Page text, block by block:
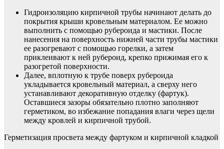
Гидроизоляцию кирпичной трубы начинают делать до
покрытия крыши кровельным материалом. Ее можно
выполнить с помощью рубероида и мастики. После
нанесения на поверхность нижней части трубы мастики
ее разогревают с помощью горелки, а затем
приклеивают к ней рубероид, крепко прижимая его к
разогретой поверхности.
Далее, вплотную к трубе поверх рубероида
укладывается кровельный материал, а сверху него
устанавливают декоративную отделку (фартук).
Оставшиеся зазоры обязательно плотно заполняют
герметиком, во избежание попадания влаги через щели
между кровлей и кирпичной трубой.
Герметизация просвета между фартуком и кирпичной кладкой